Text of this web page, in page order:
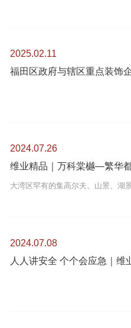
2025.02.11
福田区政府与辖区重点装饰
2024.07.26
维业精品｜万科棠樾—繁华
大湾区罕有的集高尔夫、山景、湖
2024.07.08